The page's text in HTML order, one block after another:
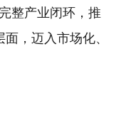
整产业闭环，推
，迈入市场化、